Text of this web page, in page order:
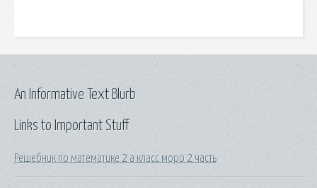
Links to Important Stuff
Решебник по математике 2 а класс моро 2 часть
An Informative Text Blurb